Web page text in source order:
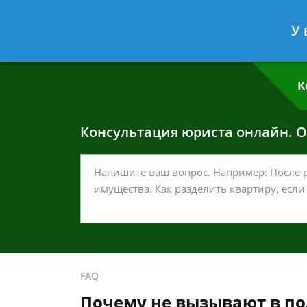
- Адвокат по
Консультация юриста онлайн.
FAQ
Почему не вызывают в
У